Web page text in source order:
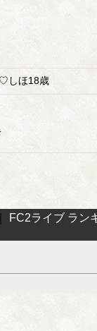
ほ18歳
FC2ライブ ラン